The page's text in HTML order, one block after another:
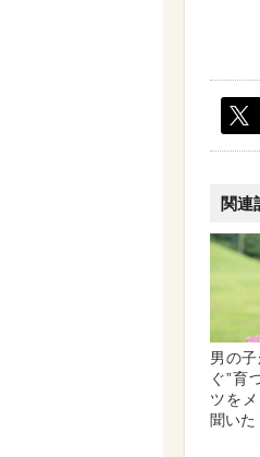
関連
男の
ぐ”育
ツを
聞いた